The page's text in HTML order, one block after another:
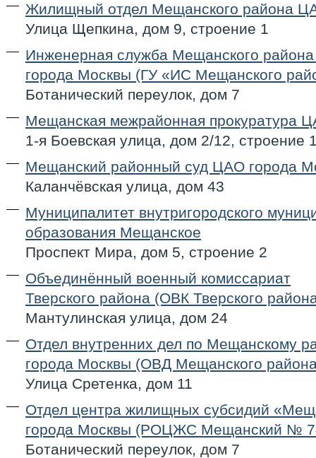
Жилищный отдел Мещанского района
Улица Щепкина, дом 9, строение 1
Инженерная служба Мещанского
города Москвы (ГУ «ИС Мещанского
Ботанический переулок, дом 7
Мещанская межрайонная прокуратура
1-я Боевская улица, дом 2/12, строение
Мещанский районный суд ЦАО города
Каланчёвская улица, дом 43
Муниципалитет внутригородского
образования Мещанское
Проспект Мира, дом 5, строение 2
Объединённый военный комиссариат
Тверского района (ОВК Тверского
Мантулинская улица, дом 24
Отдел внутренних дел по Мещанскому
города Москвы (ОВД Мещанского
Улица Сретенка, дом 11
Отдел центра жилищных субсидий
города Москвы (РОЦЖС Мещанский №
Ботанический переулок, дом 7